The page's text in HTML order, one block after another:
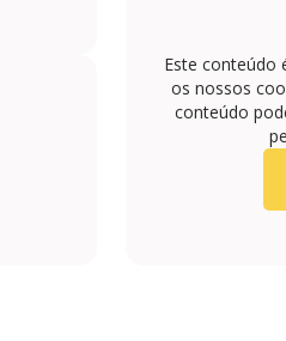
Este conteúdo
os nossos
conteúdo